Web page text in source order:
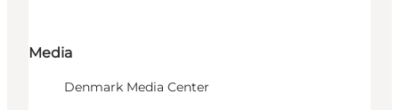
Media
Denmark Media Center